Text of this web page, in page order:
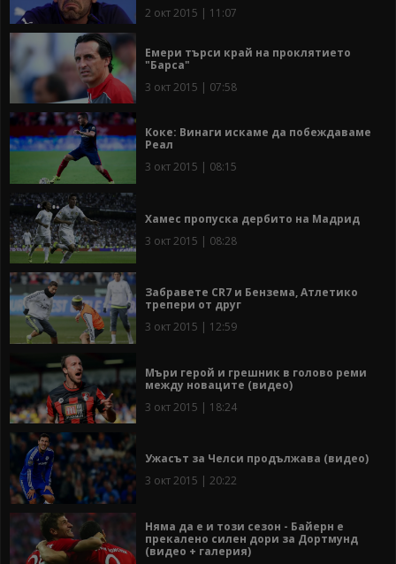
2 окт 2015 | 11:07
Емери търси край на проклятието
"Барса"
3 окт 2015 | 07:58
Коке: Винаги искаме да побеждаваме
Реал
3 окт 2015 | 08:15
Хамес пропуска дербито на Мадрид
3 окт 2015 | 08:28
Забравете CR7 и Бензема, Атлетико
трепери от друг
3 окт 2015 | 12:59
Мъри герой и грешник в голово реми
между новаците (видео)
3 окт 2015 | 18:24
Ужасът за Челси продължава (видео)
3 окт 2015 | 20:22
Няма да е и този сезон - Байерн е
прекалено силен дори за Дортмунд
(видео + галерия)